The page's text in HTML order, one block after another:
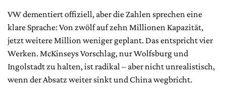
VW dementiert offiziell, aber die Zahlen sprechen eine
klare Sprache: Von zwölf auf zehn Millionen Kapazität,
jetzt weitere Million weniger geplant. Das entspricht vier
Werken. McKinseys Vorschlag, nur Wolfsburg und
Ingolstadt zu halten, ist radikal – aber nicht unrealistisch,
wenn der Absatz weiter sinkt und China wegbricht.